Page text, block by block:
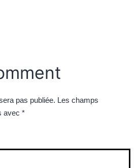
pas publiée. Les champs
avec *